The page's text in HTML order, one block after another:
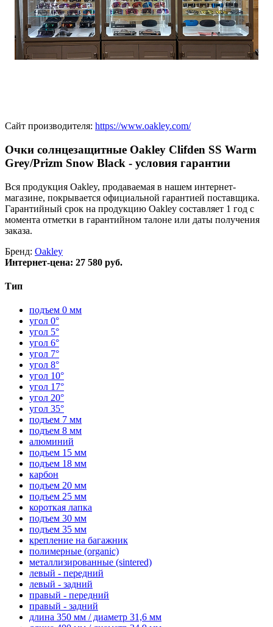
Сайт производителя: https://www.oakley.com/
Очки солнцезащитные Oakley Clifden SS Warm
Grey/Prizm Snow Black - условия гарантии
Вся продукция Oakley, продаваемая в нашем интернет-
магазине, покрывается официальной гарантией поставщика.
Гарантийный срок на продукцию Oakley составляет 1 год с
момента отметки в гарантийном талоне или даты получения
заказа.
Бренд: Oakley
Интернет-цена: 27 580 руб.
Тип
подъем 0 мм
угол 0°
угол 5°
угол 6°
угол 7°
угол 8°
угол 10°
угол 17°
угол 20°
угол 35°
подъем 7 мм
подъем 8 мм
алюминий
подъем 15 мм
подъем 18 мм
карбон
подъем 20 мм
подъем 25 мм
короткая лапка
подъем 30 мм
подъем 35 мм
крепление на багажник
полимерные (organic)
металлизированные (sintered)
левый - передний
левый - задний
правый - передний
правый - задний
длина 350 мм / диаметр 31,6 мм